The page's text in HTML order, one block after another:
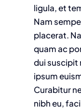
ligula, et
Nam
placerat.
quam ac
dui suscipit
ipsum
Curabitur
nibh eu,